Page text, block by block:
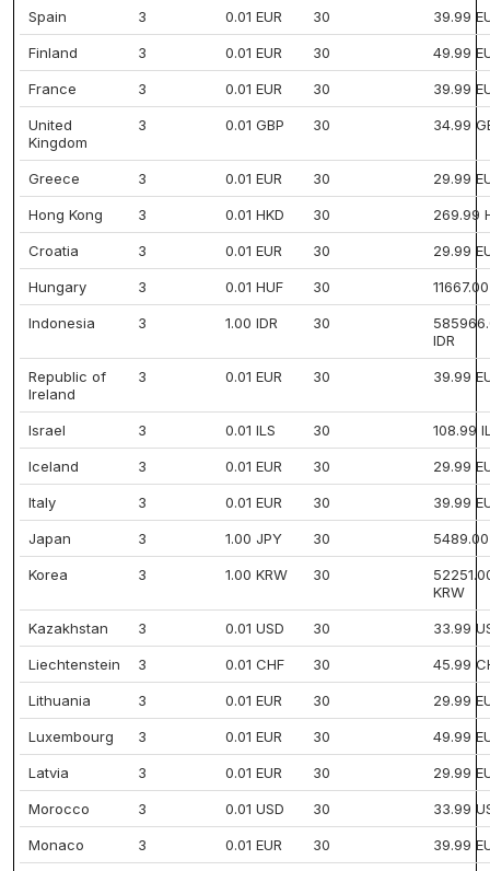
Spain 3 0.01 EUR 30 39.99
Finland 3 0.01 EUR 30 49.99
France 3 0.01 EUR 30 39.99
United
Kingdom
3 0.01 GBP 30 34.99
Greece 3 0.01 EUR 30 29.99
Hong Kong 3 0.01 HKD 30 269.99
Croatia 3 0.01 EUR 30 29.99
Hungary 3 0.01 HUF 30
Indonesia 3 1.00 IDR 30
IDR
Republic of
Ireland
3 0.01 EUR 30 39.99
Israel 3 0.01 ILS 30 108.99
Iceland 3 0.01 EUR 30 29.99
Italy 3 0.01 EUR 30 39.99
Japan 3 1.00 JPY 30
Korea 3 1.00 KRW 30
KRW
Kazakhstan 3 0.01 USD 30 33.99
Liechtenstein 3 0.01 CHF 30 45.99
Lithuania 3 0.01 EUR 30 29.99
Luxembourg 3 0.01 EUR 30 49.99
Latvia 3 0.01 EUR 30 29.99
Morocco 3 0.01 USD 30 33.99
Monaco 3 0.01 EUR 30 39.99